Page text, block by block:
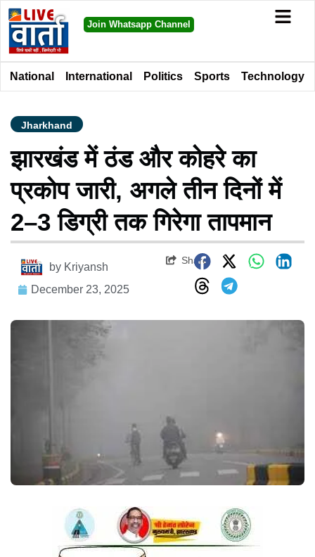
Join Whatsapp Channel
National International Politics Sports Technology
Jharkhand
झारखंड में ठंड और कोहरे का
प्रकोप जारी, अगले तीन दिनों में
2–3 डिग्री तक गिरेगा तापमान
by Kriyansh
December 23, 2025
Share